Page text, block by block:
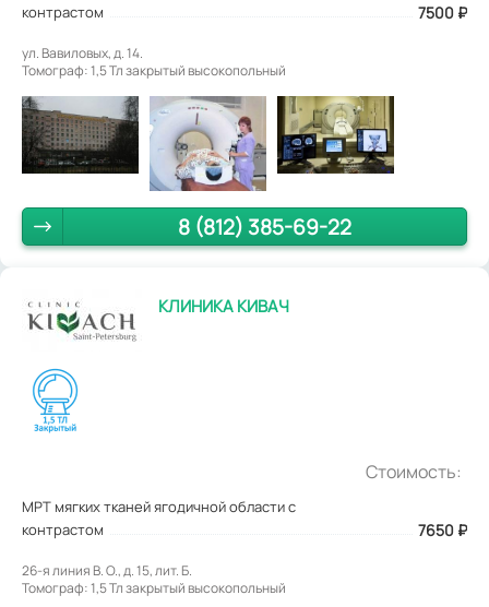
контрастом
7500 ₽
ул. Вавиловых, д. 14.
Томограф: 1,5 Тл закрытый высокопольный
8 (812) 385-69-22
КЛИНИКА КИВАЧ
Стоимость:
МРТ мягких тканей ягодичной области с
контрастом
7650 ₽
26-я линия В. О., д. 15, лит. Б.
Томограф: 1,5 Тл закрытый высокопольный